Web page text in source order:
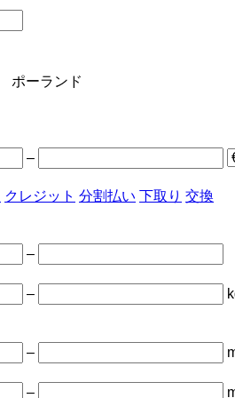
ポーランド
–
クレジット 分割払い 下取り 交換
–
–
–
–